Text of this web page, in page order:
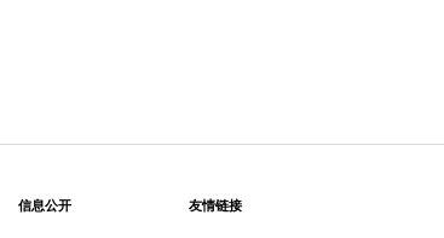
信息公开 友情链接